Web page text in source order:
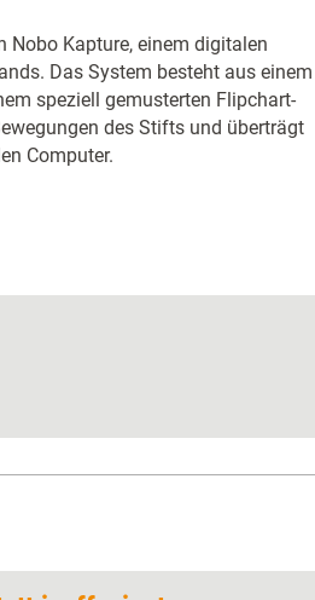
Nobo Kapture, einem digitalen
Das System besteht aus einem
speziell gemusterten Flipchart-
des Stifts und überträgt
Computer.